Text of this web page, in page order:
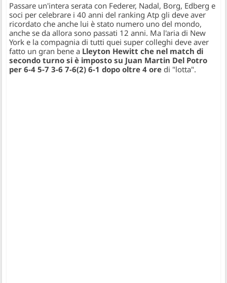
Passare un'intera serata con Federer, Nadal, Borg, Edberg e
soci per celebrare i 40 anni del ranking Atp gli deve aver
ricordato che anche lui è stato numero uno del mondo,
anche se da allora sono passati 12 anni. Ma l'aria di New
York e la compagnia di tutti quei super colleghi deve aver
fatto un gran bene a Lleyton Hewitt che nel match di
secondo turno si è imposto su Juan Martin Del Potro
per 6-4 5-7 3-6 7-6(2) 6-1 dopo oltre 4 ore di "lotta".